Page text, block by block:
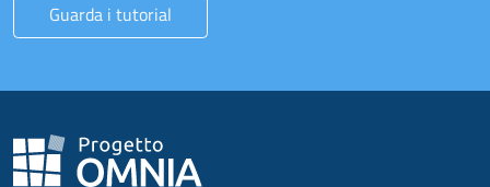
Guarda i tutorial